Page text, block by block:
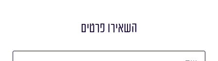
השאירו פרטים